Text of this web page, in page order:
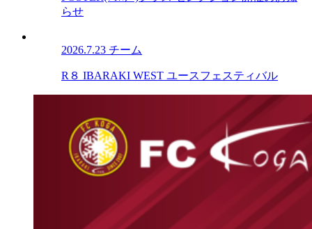
らせ
2026.7.23 チーム
R８ IBARAKI WEST ユースフェスティバル